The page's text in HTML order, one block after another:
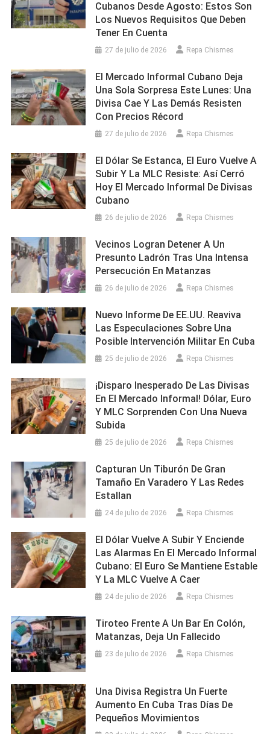
Cubanos Desde Agosto: Estos Son
Los Nuevos Requisitos Que Deben
Tener En Cuenta
27 de julio de 2026 Repa Chismes
El Mercado Informal Cubano Deja
Una Sola Sorpresa Este Lunes: Una
Divisa Cae Y Las Demás Resisten
Con Precios Récord
27 de julio de 2026 Repa Chismes
El Dólar Se Estanca, El Euro Vuelve A
Subir Y La MLC Resiste: Así Cerró
Hoy El Mercado Informal De Divisas
Cubano
26 de julio de 2026 Repa Chismes
Vecinos Logran Detener A Un
Presunto Ladrón Tras Una Intensa
Persecución En Matanzas
26 de julio de 2026 Repa Chismes
Nuevo Informe De EE.UU. Reaviva
Las Especulaciones Sobre Una
Posible Intervención Militar En Cuba
25 de julio de 2026 Repa Chismes
¡Disparo Inesperado De Las Divisas
En El Mercado Informal! Dólar, Euro
Y MLC Sorprenden Con Una Nueva
Subida
25 de julio de 2026 Repa Chismes
Capturan Un Tiburón De Gran
Tamaño En Varadero Y Las Redes
Estallan
24 de julio de 2026 Repa Chismes
El Dólar Vuelve A Subir Y Enciende
Las Alarmas En El Mercado Informal
Cubano: El Euro Se Mantiene Estable
Y La MLC Vuelve A Caer
24 de julio de 2026 Repa Chismes
Tiroteo Frente A Un Bar En Colón,
Matanzas, Deja Un Fallecido
23 de julio de 2026 Repa Chismes
Una Divisa Registra Un Fuerte
Aumento En Cuba Tras Días De
Pequeños Movimientos